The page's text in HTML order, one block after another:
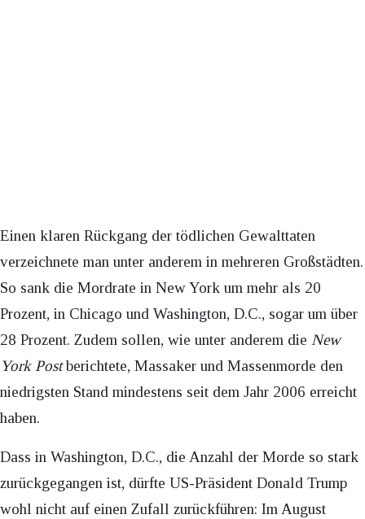
Einen klaren Rückgang der tödlichen Gewalttaten
verzeichnete man unter anderem in mehreren Großstädten.
So sank die Mordrate in New York um mehr als 20
Prozent, in Chicago und Washington, D.C., sogar um über
28 Prozent. Zudem sollen, wie unter anderem die New
York Postberichtete, Massaker und Massenmorde den
niedrigsten Stand mindestens seit dem Jahr 2006 erreicht
haben.
Dass in Washington, D.C., die Anzahl der Morde so stark
zurückgegangen ist, dürfte US-Präsident Donald Trump
wohl nicht auf einen Zufall zurückführen: Im August